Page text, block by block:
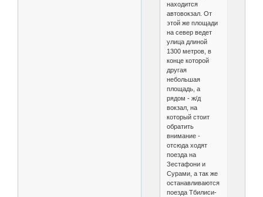
находится
автовокзал. От
этой же площади
на север ведет
улица длиной
1300 метров, в
конце которой
другая
небольшая
площадь, а
рядом - ж/д
вокзал, на
который стоит
обратить
внимание -
отсюда ходят
поезда на
Зестафони и
Сурами, а так же
останавливаются
поезда Тбилиси-